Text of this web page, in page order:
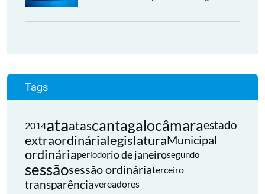
Tags
2014ataatascantagalocâmaraestado
extraordinárialegislaturaMunicipal
ordináriaperíodorio de janeirosegundo
sessãosessão ordináriaterceiro
transparênciavereadores